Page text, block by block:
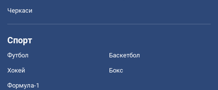
Черкаси
Спорт
Футбол Баскетбол
Хокей Бокс
Формула-1